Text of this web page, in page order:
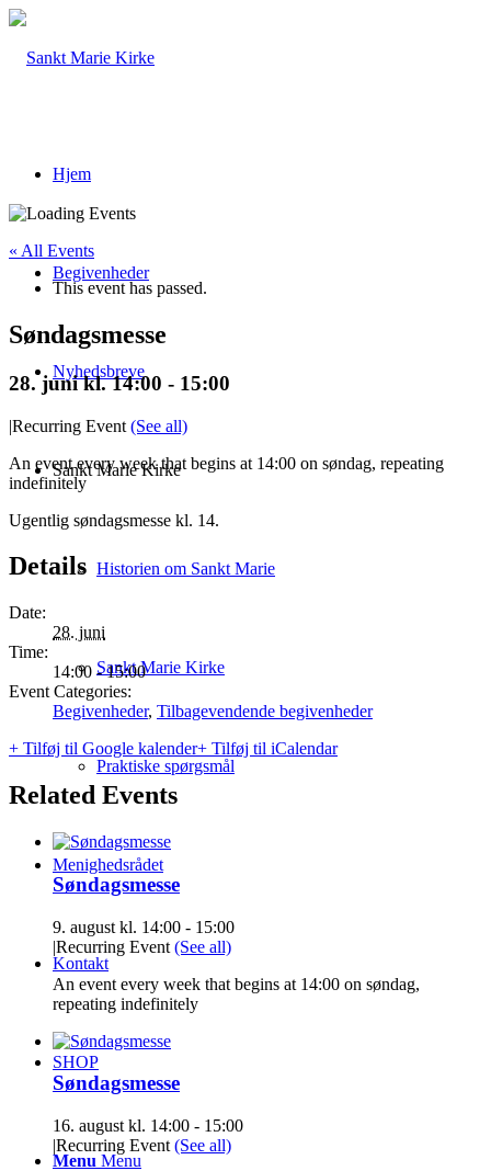
Hjem
Begivenheder
Nyhedsbreve
Sankt Marie Kirke
Historien om Sankt Marie
Sankt Marie Kirke
Praktiske spørgsmål
Menighedsrådet
Kontakt
SHOP
Menu Menu
« All Events
This event has passed.
Søndagsmesse
28. juni kl. 14:00 - 15:00
|Recurring Event (See all)
An event every week that begins at 14:00 on søndag, repeating
indefinitely
Ugentlig søndagsmesse kl. 14.
Details
Date:
28. juni
Time:
14:00 - 15:00
Event Categories:
Begivenheder, Tilbagevendende begivenheder
+ Tilføj til Google kalender+ Tilføj til iCalendar
Related Events
Søndagsmesse
9. august kl. 14:00 - 15:00
|Recurring Event (See all)
An event every week that begins at 14:00 on søndag,
repeating indefinitely
Søndagsmesse
16. august kl. 14:00 - 15:00
|Recurring Event (See all)